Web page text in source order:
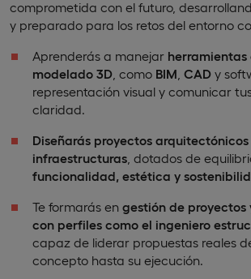
comprometida con el futuro,
y preparado para los retos del entorno
Aprenderás a manejar
modelado 3D , como BIM CAD y
representación visual y comunicar
claridad.
Diseñarás proyectos
infraestructuras , dotados de
funcionalidad, estética y
Te formarás en gestión de proyectos
con perfiles como el ingeniero
capaz de liderar propuestas reales
concepto hasta su ejecución.